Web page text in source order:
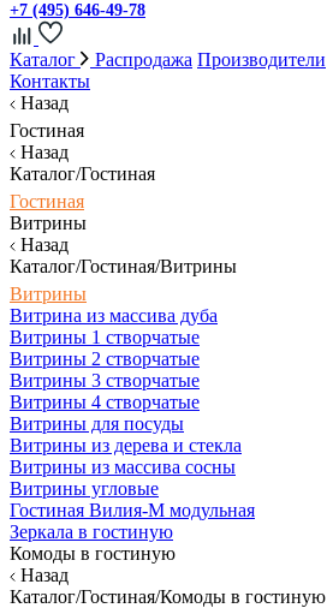
+7 (495) 646-49-78
Каталог Распродажа Производители
Контакты
Назад
Гостиная
Назад
Каталог/Гостиная
Гостиная
Витрины
Назад
Каталог/Гостиная/Витрины
Витрины
Витрина из массива дуба
Витрины 1 створчатые
Витрины 2 створчатые
Витрины 3 створчатые
Витрины 4 створчатые
Витрины для посуды
Витрины из дерева и стекла
Витрины из массива сосны
Витрины угловые
Гостиная Вилия-М модульная
Зеркала в гостиную
Комоды в гостиную
Назад
Каталог/Гостиная/Комоды в гостиную